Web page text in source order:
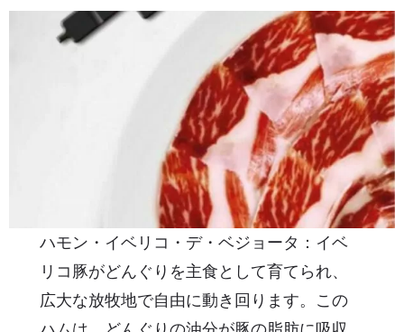
ハモン・イベリコ・デ・ベジョータ：イベ
リコ豚がどんぐりを主食として育てられ、
広大な放牧地で自由に動き回ります。この